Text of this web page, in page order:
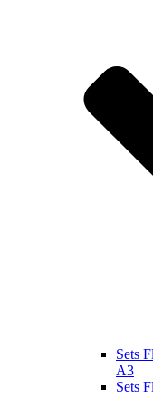
Sets
A3
Sets